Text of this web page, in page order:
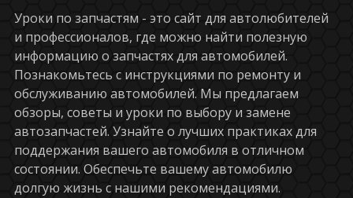
Уроки по запчастям - это сайт для автолюбителей
и профессионалов, где можно найти полезную
информацию о запчастях для автомобилей.
Познакомьтесь с инструкциями по ремонту и
обслуживанию автомобилей. Мы предлагаем
обзоры, советы и уроки по выбору и замене
автозапчастей. Узнайте о лучших практиках для
поддержания вашего автомобиля в отличном
состоянии. Обеспечьте вашему автомобилю
долгую жизнь с нашими рекомендациями.